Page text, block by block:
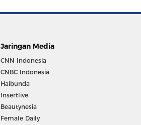
Jaringan Media
CNN Indonesia
CNBC Indonesia
Haibunda
Insertlive
Beautynesia
Female Daily